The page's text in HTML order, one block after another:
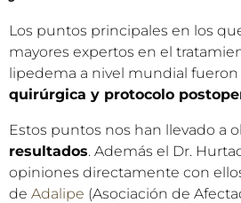
Los puntos principales en los
mayores expertos en el
lipedema a nivel mundial fueron
quirúrgica y protocolo
Estos puntos nos han llevado a
resultados. Además el Dr.
opiniones directamente con
de Adalipe (Asociación de